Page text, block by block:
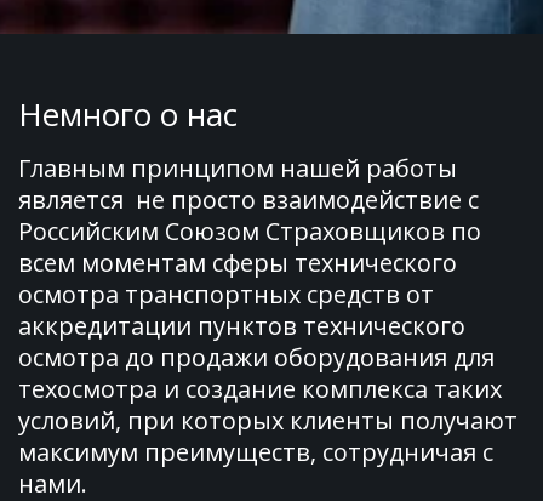
Полный спектр оборудования
для пункта технического
осмотра
* С метрологическими поверками
* Российские и иностранные приборы
* Полное соответствие ГОСТ
Немного о нас
Главным принципом нашей работы
является  не просто взаимодействие с
Российским Союзом Страховщиков по
всем моментам сферы технического
осмотра транспортных средств от
аккредитации пунктов технического
осмотра до продажи оборудования для
техосмотра и создание комплекса таких
условий, при которых клиенты получают
максимум преимуществ, сотрудничая с
нами.